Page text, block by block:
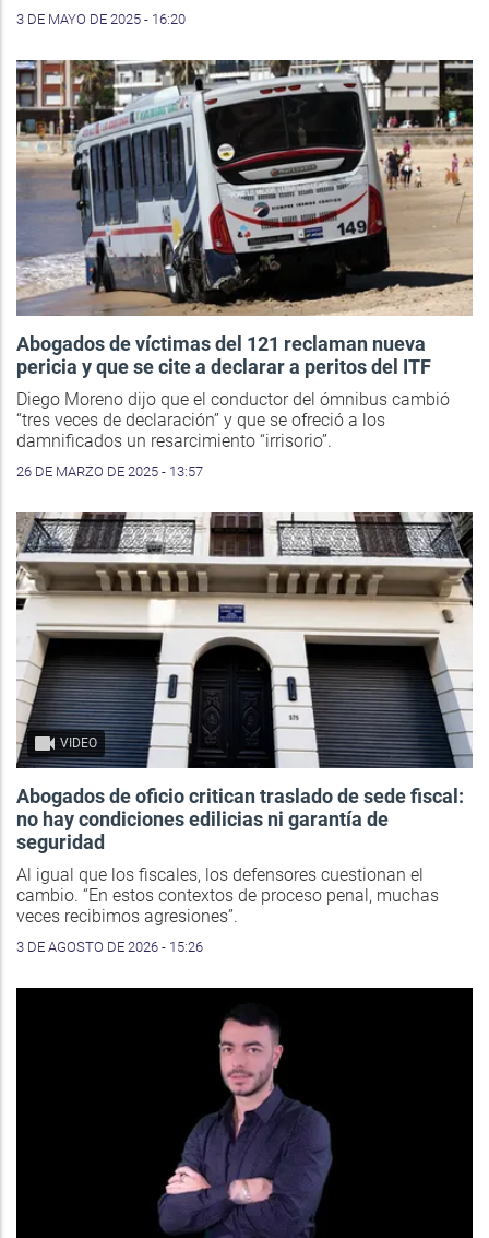
3 DE MAYO DE 2025 - 16:20
Abogados de víctimas del 121 reclaman nueva
pericia y que se cite a declarar a peritos del ITF
Diego Moreno dijo que el conductor del ómnibus cambió
“tres veces de declaración” y que se ofreció a los
damnificados un resarcimiento “irrisorio”.
26 DE MARZO DE 2025 - 13:57
VIDEO
Abogados de oficio critican traslado de sede fiscal:
no hay condiciones edilicias ni garantía de
seguridad
Al igual que los fiscales, los defensores cuestionan el
cambio. “En estos contextos de proceso penal, muchas
veces recibimos agresiones”.
3 DE AGOSTO DE 2026 - 15:26